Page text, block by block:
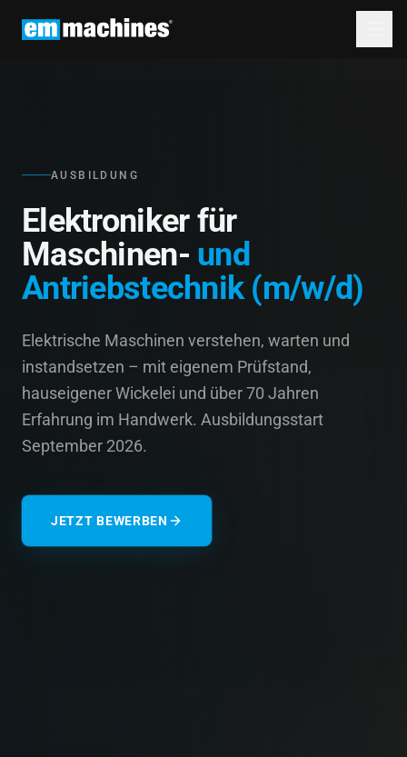
AUSBILDUNG
Elektroniker für
Maschinen- und
Antriebstechnik (m/w/d)
Elektrische Maschinen verstehen, warten und
instandsetzen – mit eigenem Prüfstand,
hauseigener Wickelei und über 70 Jahren
Erfahrung im Handwerk. Ausbildungsstart
September 2026.
JETZT BEWERBEN